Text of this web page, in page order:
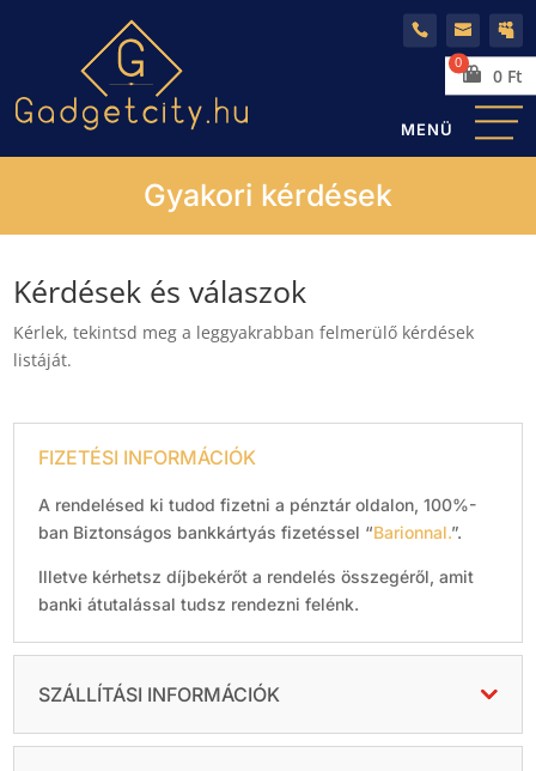
0 Ft
Gyakori kérdések
Kérdések és válaszok
Kérlek, tekintsd meg a leggyakrabban felmerülő kérdések
listáját.
FIZETÉSI INFORMÁCIÓK
A rendelésed ki tudod fizetni a pénztár oldalon, 100%-
ban Biztonságos bankkártyás fizetéssel “Barionnal.”.
Illetve kérhetsz díjbekérőt a rendelés összegéről, amit
banki átutalással tudsz rendezni felénk.
SZÁLLÍTÁSI INFORMÁCIÓK